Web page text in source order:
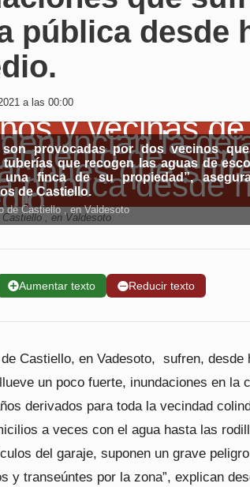
pública desde
a las 00:00
son provocadas por dos vecinos
que recogen las aguas de
finca de su propiedad”,
de Castiello.
de Castiello , en Valdesoto
, en Valdesoto
➕Aumentar texto ➖Reducir texto
Castiello, en Vadesoto, sufren, desde
un poco fuerte, inundaciones en la
derivados para toda la vecindad
a veces con el agua hasta las
del garaje, suponen un grave
y transeúntes por la zona”, explican